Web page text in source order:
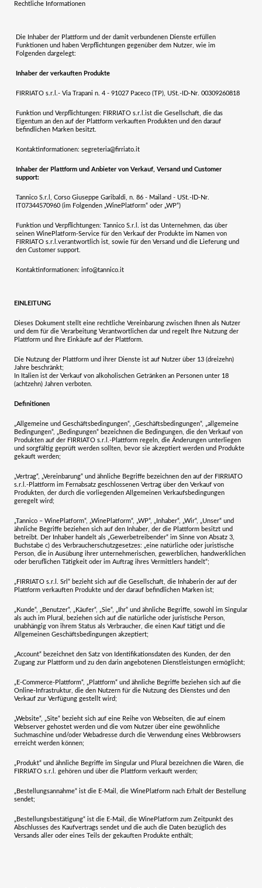
Rechtliche Informationen
Die Inhaber der Plattform und der damit verbundenen Dienste erfüllen
Funktionen und haben Verpflichtungen gegenüber dem Nutzer, wie im
Folgenden dargelegt:
Inhaber der verkauften Produkte
FIRRIATO s.r.l.- Via Trapani n. 4 - 91027 Paceco (TP), USt.-ID-Nr. 00309260818
Funktion und Verpflichtungen: FIRRIATO s.r.l. ist die Gesellschaft, die das
Eigentum an den auf der Plattform verkauften Produkten und den darauf
befindlichen Marken besitzt.
Kontaktinformationen: segreteria@firriato.it
Inhaber der Plattform und Anbieter von Verkauf, Versand und Customer
support:
Tannico S.r.l, Corso Giuseppe Garibaldi, n. 86 - Mailand - USt.-ID-Nr.
IT07344570960 (im Folgenden „WinePlatform“ oder „WP“)
Funktion und Verpflichtungen: Tannico S.r.l. ist das Unternehmen, das über
seinen WinePlatform-Service für den Verkauf der Produkte im Namen von
FIRRIATO s.r.l. verantwortlich ist, sowie für den Versand und die Lieferung und
den Customer support.
Kontaktinformationen: info@tannico.it
EINLEITUNG
Dieses Dokument stellt eine rechtliche Vereinbarung zwischen Ihnen als Nutzer
und dem für die Verarbeitung Verantwortlichen dar und regelt Ihre Nutzung der
Plattform und Ihre Einkäufe auf der Plattform.
Die Nutzung der Plattform und ihrer Dienste ist auf Nutzer über 13 (dreizehn)
Jahre beschränkt;
In Italien ist der Verkauf von alkoholischen Getränken an Personen unter 18
(achtzehn) Jahren verboten.
Definitionen
„Allgemeine und Geschäftsbedingungen“, „Geschäftsbedingungen“, „allgemeine
Bedingungen“, „Bedingungen“ bezeichnen die Bedingungen, die den Verkauf von
Produkten auf der FIRRIATO s.r.l. -Plattform regeln, die Änderungen unterliegen
und sorgfältig geprüft werden sollten, bevor sie akzeptiert werden und Produkte
gekauft werden;
„Vertrag“, „Vereinbarung“ und ähnliche Begriffe bezeichnen den auf der FIRRIATO
s.r.l. -Plattform im Fernabsatz geschlossenen Vertrag über den Verkauf von
Produkten, der durch die vorliegenden Allgemeinen Verkaufsbedingungen
geregelt wird;
„Tannico – WinePlatform“, „WinePlatform“, „WP“, „Inhaber“, „Wir“, „Unser“ und
ähnliche Begriffe beziehen sich auf den Inhaber, der die Plattform besitzt und
betreibt. Der Inhaber handelt als „Gewerbetreibender“ im Sinne von Absatz 3,
Buchstabe c) des Verbraucherschutzgesetzes: „eine natürliche oder juristische
Person, die in Ausübung ihrer unternehmerischen, gewerblichen, handwerklichen
oder beruflichen Tätigkeit oder im Auftrag ihres Vermittlers handelt“;
„ FIRRIATO s.r.l. Srl “ bezieht sich auf die Gesellschaft, die Inhaberin der auf der
Plattform verkauften Produkte und der darauf befindlichen Marken ist;
„Kunde“, „Benutzer“, „Käufer“, „Sie“, „Ihr“ und ähnliche Begriffe, sowohl im Singular
als auch im Plural, beziehen sich auf die natürliche oder juristische Person,
unabhängig von ihrem Status als Verbraucher, die einen Kauf tätigt und die
Allgemeinen Geschäftsbedingungen akzeptiert;
„Account“ bezeichnet den Satz von Identifikationsdaten des Kunden, der den
Zugang zur Plattform und zu den darin angebotenen Dienstleistungen ermöglicht;
„E-Commerce-Plattform“, „Plattform“ und ähnliche Begriffe beziehen sich auf die
Online-Infrastruktur, die den Nutzern für die Nutzung des Dienstes und den
Verkauf zur Verfügung gestellt wird;
„Website“, „Site“ bezieht sich auf eine Reihe von Webseiten, die auf einem
Webserver gehostet werden und die vom Nutzer über eine gewöhnliche
Suchmaschine und/oder Webadresse durch die Verwendung eines Webbrowsers
erreicht werden können;
„Produkt“ und ähnliche Begriffe im Singular und Plural bezeichnen die Waren, die
FIRRIATO s.r.l.
gehören und über die Plattform verkauft werden;
„Bestellungsannahme“ ist die E-Mail, die WinePlatform nach Erhalt der Bestellung
sendet;
„Bestellungsbestätigung“ ist die E-Mail, die WinePlatform zum Zeitpunkt des
Abschlusses des Kaufvertrags sendet und die auch die Daten bezüglich des
Versands aller oder eines Teils der gekauften Produkte enthält;